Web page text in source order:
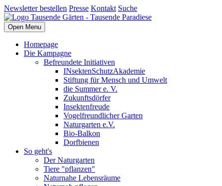
Newsletter bestellen Presse Kontakt Suche
Open Menu
Homepage
Die Kampagne
Befreundete Initiativen
INsektenSchutzAkademie
Stiftung für Mensch und Umwelt
die Summer e. V.
Zukunftsdörfer
Insektenfreude
Vogelfreundlicher Garten
Naturgarten e.V.
Bio-Balkon
Dorfbienen
So geht's
Der Naturgarten
Tiere "pflanzen"
Naturnahe Lebensräume